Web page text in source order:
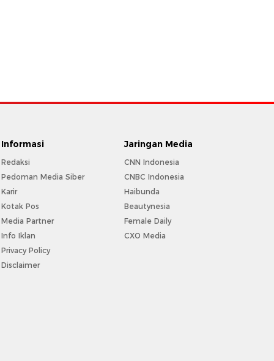
Informasi
Redaksi
Pedoman Media Siber
Karir
Kotak Pos
Media Partner
Info Iklan
Privacy Policy
Disclaimer
Jaringan Media
CNN Indonesia
CNBC Indonesia
Haibunda
Beautynesia
Female Daily
CXO Media